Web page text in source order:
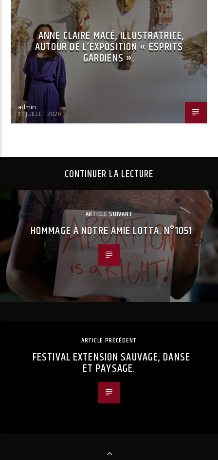
ANNE CLAIRE MACÉ, ILLUSTRATRICE,
AUTOUR DE L’EXPOSITION « ESPRITS
GARDIENS ».
admin
11 JUILLET 2026
CONTINUER LA LECTURE
ARTICLE SUIVANT
HOMMAGE À NOTRE AMIE LOTTA. N°1051
ARTICLE PRÉCÉDENT
FESTIVAL EXTENSION SAUVAGE, DANSE
ET PAYSAGE.